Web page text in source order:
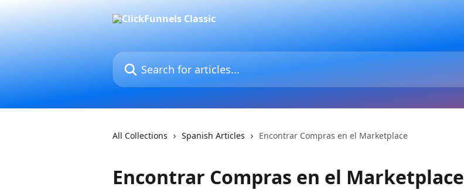
Search for articles...
All Collections Spanish Articles Encontrar Compras en el Marketplace
Encontrar Compras en el Marketplace